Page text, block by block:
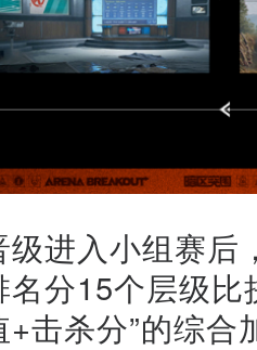
级进入小组赛
名分15个层级
+击杀分”的综合